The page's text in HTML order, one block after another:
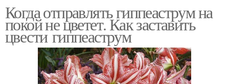
Когда отправлять гиппеаструм на
покой не цветет. Как заставить
цвести гиппеаструм